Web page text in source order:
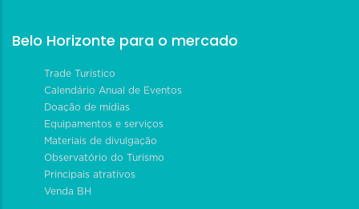
Belo Horizonte para o mercado
Trade Turístico
Calendário Anual de Eventos
Doação de mídias
Equipamentos e serviços
Materiais de divulgação
Observatório do Turismo
Principais atrativos
Venda BH